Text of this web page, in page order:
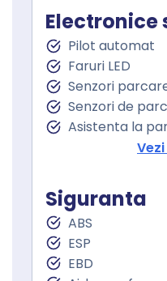
Volan
Volan cu
Schimbator
Keyless go
Pornire motor
Senzor ploaie
Geamuri fata
Geamuri
Electronice
Pilot automat
Faruri LED
Senzori
Senzori de
Asistenta la
Camera 360
Oglindă
Oglinzi
Oglinzi
Lane assist
Controlul
Siguranta
ABS
ESP
EBD